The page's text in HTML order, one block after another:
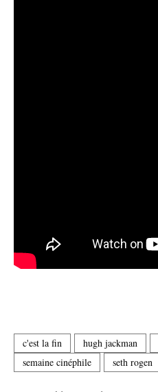
c'est la fin hugh jackman
semaine cinéphile
seth rogen